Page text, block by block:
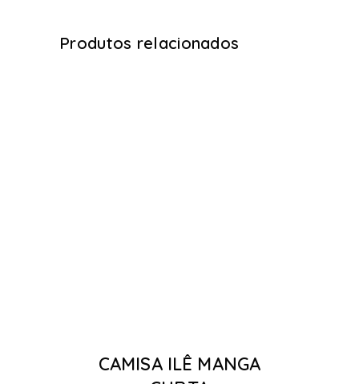
Produtos relacionados
CAMISA ILÊ MANGA